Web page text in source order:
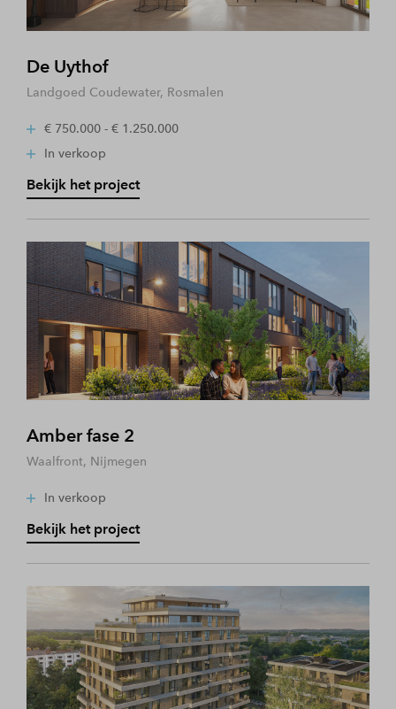
De Uythof
Landgoed Coudewater, Rosmalen
€ 750.000 - € 1.250.000
In verkoop
Bekijk het project
Amber fase 2
Waalfront, Nijmegen
In verkoop
Bekijk het project